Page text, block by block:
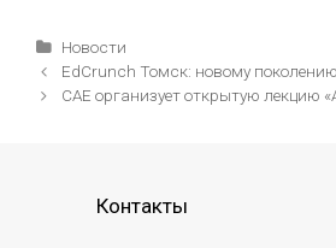
Рубрики
Новости
Навигация
записи
EdCrunch Томск: новому
САЕ организует открытую лекцию
Контакты